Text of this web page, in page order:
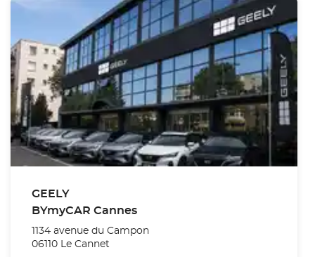
GEELY
BYmyCAR Cannes
1134 avenue du Campon
06110 Le Cannet